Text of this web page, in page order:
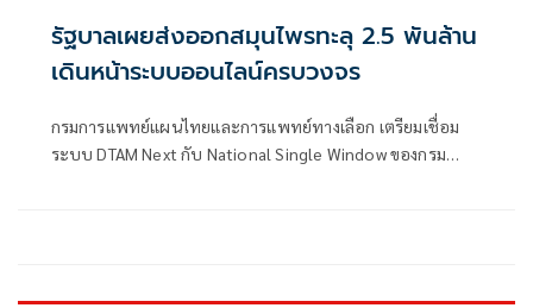
รัฐบาลเผยส่งออกสมุนไพรทะลุ 2.5 พันล้าน
เดินหน้าระบบออนไลน์ครบวงจร
กรมการแพทย์แผนไทยและการแพทย์ทางเลือก เตรียมเชื่อม
ระบบ DTAM Next กับ National Single Window ของกรม